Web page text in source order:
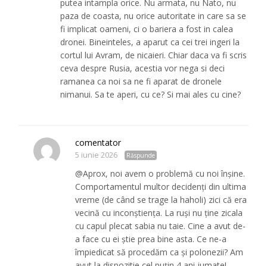
putea intampla orice. Nu armata, nu Nato, nu
paza de coasta, nu orice autoritate in care sa se
fi implicat oameni, ci o bariera a fost in calea
dronei. Bineinteles, a aparut ca cei trei ingeri la
cortul lui Avram, de nicaieri. Chiar daca va fi scris
ceva despre Rusia, acestia vor nega si deci
ramanea ca noi sa ne fi aparat de dronele
nimanui. Sa te aperi, cu ce? Si mai ales cu cine?
comentator
5 iunie 2026 Răspunde
@Aprox, noi avem o problemă cu noi înșine.
Comportamentul multor decidenți din ultima
vreme (de când se trage la haholi) zici că era
vecină cu inconștiența. La ruși nu ține zicala
cu capul plecat sabia nu taie. Cine a avut de-
a face cu ei știe prea bine asta. Ce ne-a
împiedicat să procedăm ca și polonezii? Am